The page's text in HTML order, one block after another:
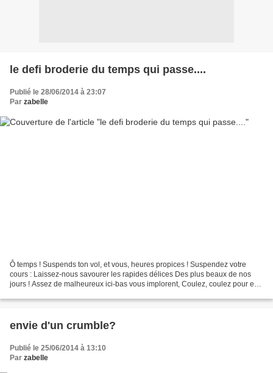
le defi broderie du temps qui passe....
Publié le 28/06/2014 à 23:07
Par zabelle
Ô temps ! Suspends ton vol, et vous, heures propices ! Suspendez votre
cours : Laissez-nous savourer les rapides délices Des plus beaux de nos
jours ! Assez de malheureux ici-bas vous implorent, Coulez, coulez pour eux
envie d'un crumble?
Publié le 25/06/2014 à 13:10
Par zabelle